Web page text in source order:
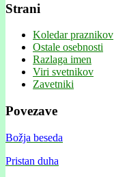
Strani
Koledar praznikov
Ostale osebnosti
Razlaga imen
Viri svetnikov
Zavetniki
Povezave
Božja beseda
Pristan duha